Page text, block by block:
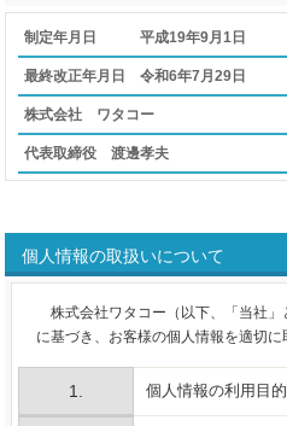
制定年月日 平成19年9月1日
最終改正年月日 令和6年7月29日
株式会社 ワタコー
代表取締役 渡邊孝夫
個人情報の取扱いについて
株式会社ワタコー（以下、「当社」
に基づき、お客様の個人情報を適切に
1. 個人情報の利用目